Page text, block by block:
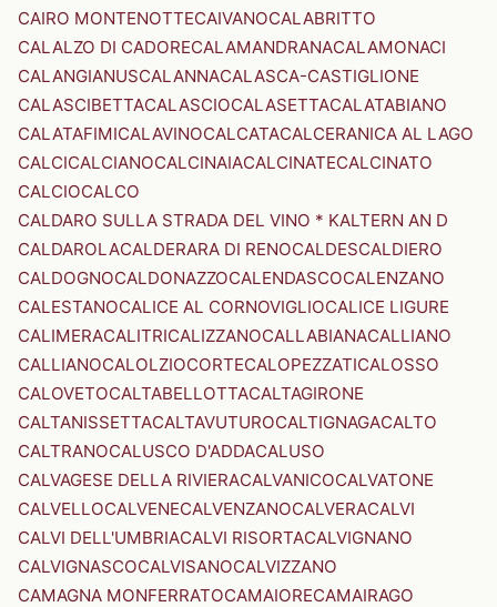
CAIRO MONTENOTTECAIVANOCALABRITTO
CALALZO DI CADORECALAMANDRANACALAMONACI
CALANGIANUSCALANNACALASCA-CASTIGLIONE
CALASCIBETTACALASCIOCALASETTACALATABIANO
CALATAFIMICALAVINOCALCATACALCERANICA AL LAGO
CALCICALCIANOCALCINAIACALCINATECALCINATO
CALCIOCALCO
CALDARO SULLA STRADA DEL VINO * KALTERN AN D
CALDAROLACALDERARA DI RENOCALDESCALDIERO
CALDOGNOCALDONAZZOCALENDASCOCALENZANO
CALESTANOCALICE AL CORNOVIGLIOCALICE LIGURE
CALIMERACALITRICALIZZANOCALLABIANACALLIANO
CALLIANOCALOLZIOCORTECALOPEZZATICALOSSO
CALOVETOCALTABELLOTTACALTAGIRONE
CALTANISSETTACALTAVUTUROCALTIGNAGACALTO
CALTRANOCALUSCO D'ADDACALUSO
CALVAGESE DELLA RIVIERACALVANICOCALVATONE
CALVELLOCALVENECALVENZANOCALVERACALVI
CALVI DELL'UMBRIACALVI RISORTACALVIGNANO
CALVIGNASCOCALVISANOCALVIZZANO
CAMAGNA MONFERRATOCAMAIORECAMAIRAGO